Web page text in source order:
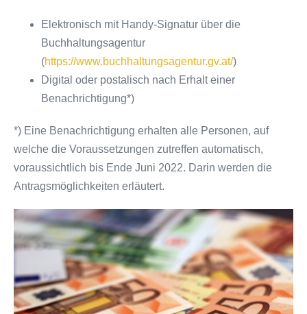
Elektronisch mit Handy-Signatur über die
Buchhaltungsagentur
(https://www.buchhaltungsagentur.gv.at/)
Digital oder postalisch nach Erhalt einer
Benachrichtigung*)
*) Eine Benachrichtigung erhalten alle Personen, auf
welche die Voraussetzungen zutreffen automatisch,
voraussichtlich bis Ende Juni 2022. Darin werden die
Antragsmöglichkeiten erläutert.